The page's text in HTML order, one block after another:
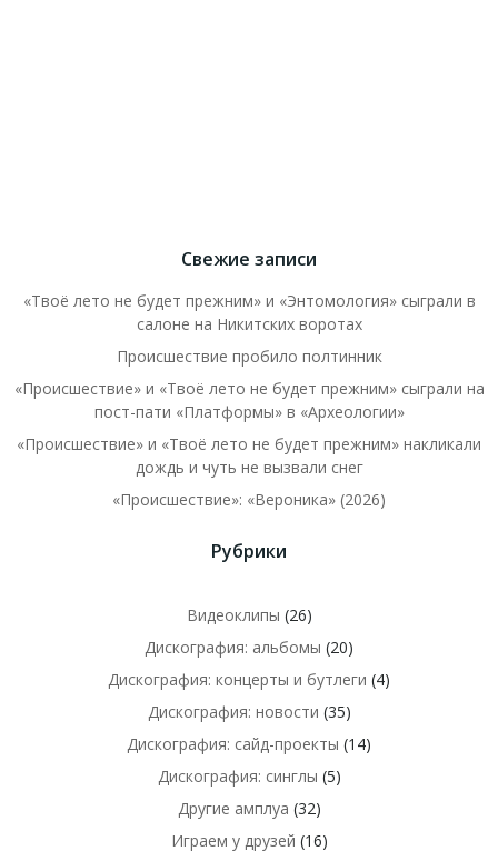
Свежие записи
«Твоё лето не будет прежним» и «Энтомология» сыграли в
салоне на Никитских воротах
Происшествие пробило полтинник
«Происшествие» и «Твоё лето не будет прежним» сыграли на
пост-пати «Платформы» в «Археологии»
«Происшествие» и «Твоё лето не будет прежним» накликали
дождь и чуть не вызвали снег
«Происшествие»: «Вероника» (2026)
Рубрики
Видеоклипы (26)
Дискография: альбомы (20)
Дискография: концерты и бутлеги (4)
Дискография: новости (35)
Дискография: сайд-проекты (14)
Дискография: синглы (5)
Другие амплуа (32)
Играем у друзей (16)